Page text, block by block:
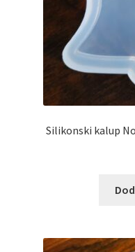
Silikonski kalup